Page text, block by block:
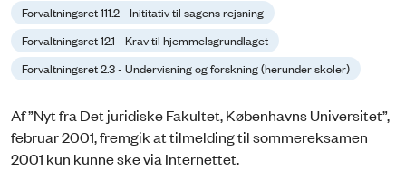
Forvaltningsret 111.2 - Inititativ til sagens rejsning
Forvaltningsret 12.1 - Krav til hjemmelsgrundlaget
Forvaltningsret 2.3 - Undervisning og forskning (herunder skoler)
Af ”Nyt fra Det juridiske Fakultet, Københavns Universitet”,
februar 2001, fremgik at tilmelding til sommereksamen
2001 kun kunne ske via Internettet.